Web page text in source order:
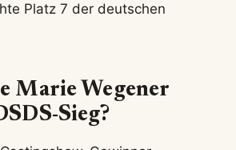
Platz 7 der deutschen
Marie Wegener
Sieg?